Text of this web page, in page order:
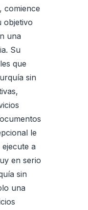
comience
objetivo
una
Su
que
sin
le
a
en serio
sin
una